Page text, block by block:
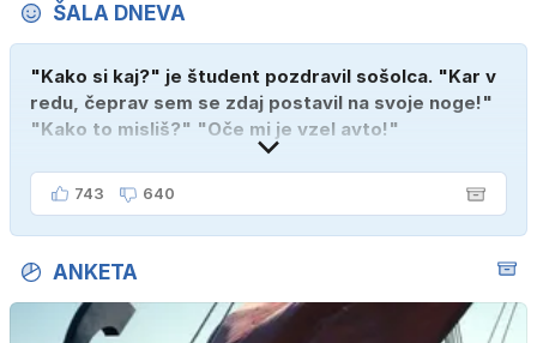
ŠALA DNEVA
"Kako si kaj?" je študent pozdravil sošolca. "Kar v
redu, čeprav sem se zdaj postavil na svoje noge!"
"Kako to misliš?" "Oče mi je vzel avto!"
743 640
ANKETA